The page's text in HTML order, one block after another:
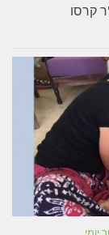
קרסו